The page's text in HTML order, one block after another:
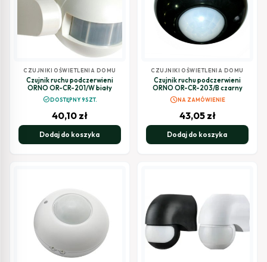
CZUJNIKI OŚWIETLENIA DOMU
Czujnik ruchu podczerwieni
ORNO OR-CR-201/W biały
check_circleDOSTĘPNY 9SZT.
40,10 zł
Dodaj do koszyka
CZUJNIKI OŚWIETLENIA DOMU
Czujnik ruchu podczerwieni
ORNO OR-CR-203/B czarny
scheduleNA ZAMÓWIENIE
43,05 zł
Dodaj do koszyka